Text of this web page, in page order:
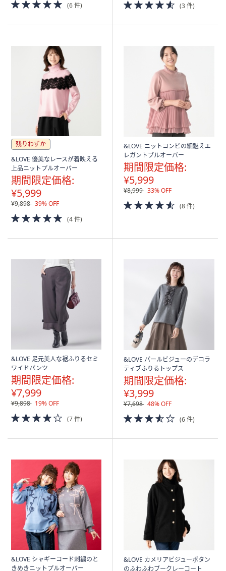
5.0
of
(6 件)
4.5
of
(3 件)
残りわずか
&LOVE 優美なレースが着映える
上品ニットプルオーバー
期間限定価格:
¥5,999
¥9,898 39% OFF
5.0
of
(4 件)
&LOVE ニットコンビの細魅えエ
レガントプルオーバー
期間限定価格:
¥5,999
¥8,999 33% OFF
4.5
of
(8 件)
&LOVE 足元美人な裾ふりるセミ
ワイドパンツ
期間限定価格:
¥7,999
¥9,898 19% OFF
4.0
of
(7 件)
&LOVE パールビジューのデコラ
ティブふりるトップス
期間限定価格:
¥3,999
¥7,698 48% OFF
3.5
of
(6 件)
&LOVE シャギーコード刺繍のと
きめきニットプルオーバー
&LOVE カメリアビジューボタン
のふわふわブークレーコート